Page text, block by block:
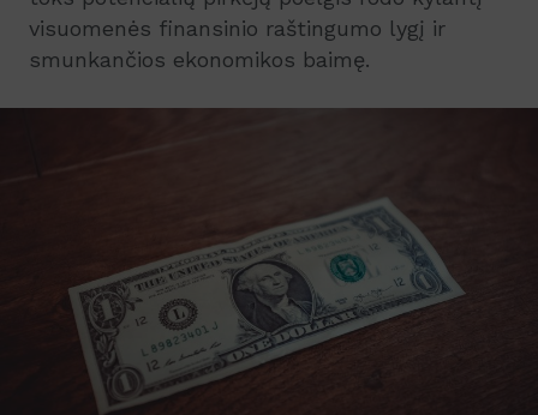
visuomenės finansinio raštingumo lygį ir
smunkančios ekonomikos baimę.